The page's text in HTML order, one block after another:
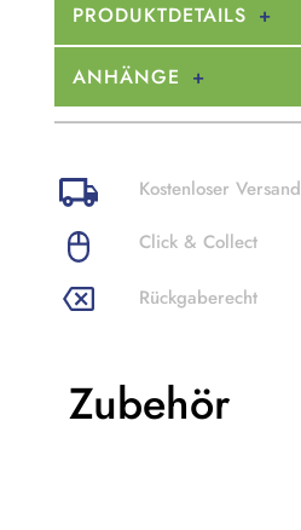
PRODUKTDETAILS
ANHÄNGE
Kostenloser Versand
Click & Collect
Rückgaberecht
Zubehör